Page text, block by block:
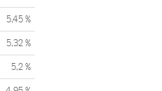
5,45 %
5,32 %
5,2 %